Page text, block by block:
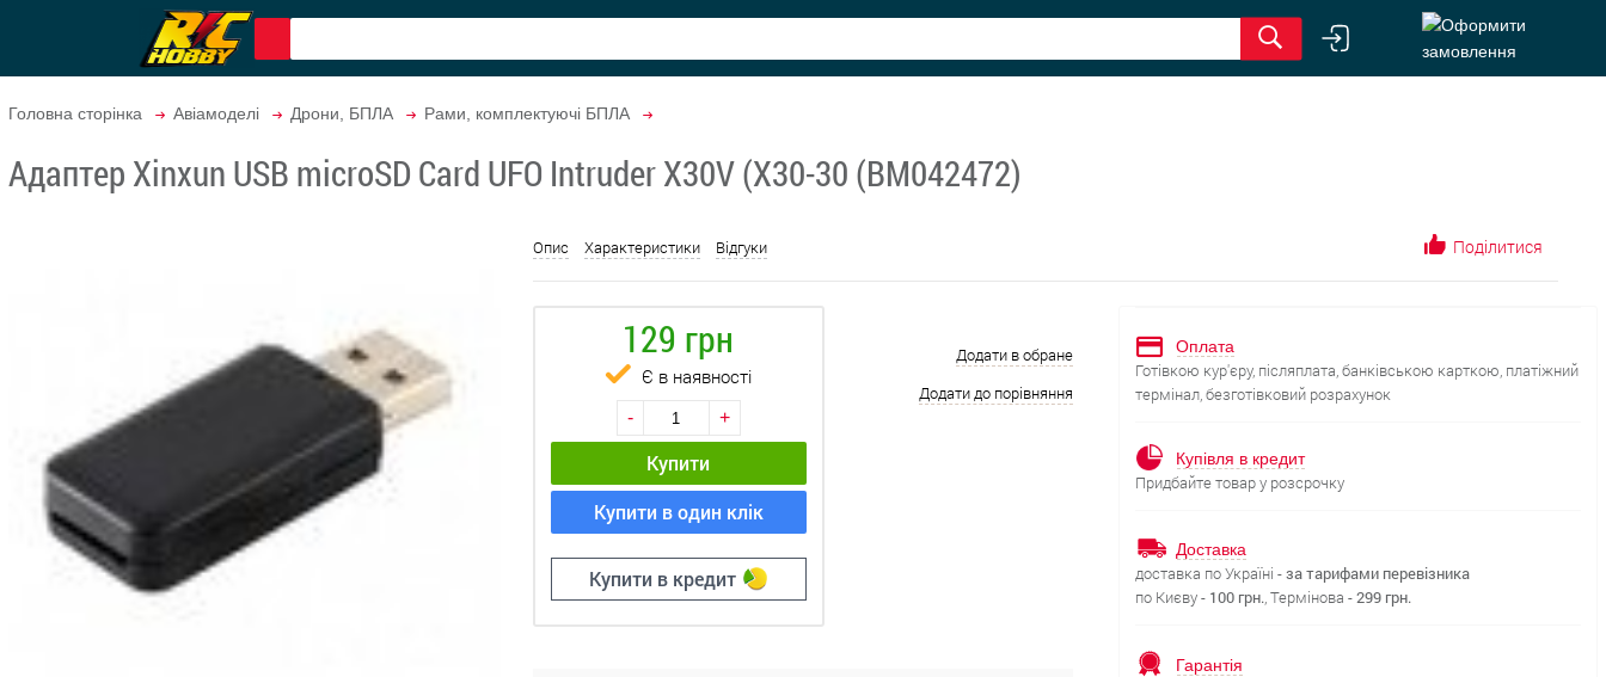
Головна сторінка Авіамоделі Дрони, БПЛА Рами, комплектуючі БПЛА
Адаптер Xinxun USB microSD Card UFO Intruder X30V (X30-30 (BM042472)
Опис Характеристики Відгуки Поділитися
129 грн
Є в наявності
- +
Купити
Купити в один клік
Купити в кредит
Додати в обране
Додати до порівняння
Оплата
Готівкою кур'єру, післяплата, банківською карткою, платіжний
термінал, безготівковий розрахунок
Купівля в кредит
Придбайте товар у розсрочку
Доставка
доставка по Україні -за тарифами перевізника
по Києву - 100 грн., Термінова -299 грн.
Гарантія